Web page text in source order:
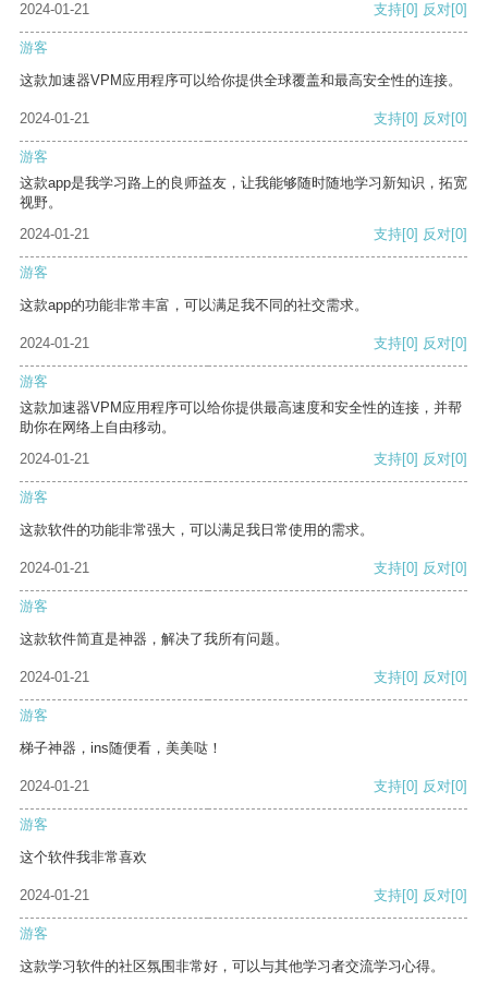
2024-01-21
支持[0] 反对[0]
游客
这款加速器VPM应用程序可以给你提供全球覆盖和最高安全性的连接。
2024-01-21 支持[0] 反对[0]
游客
这款app是我学习路上的良师益友，让我能够随时随地学习新知识，拓宽
视野。
2024-01-21
支持[0] 反对[0]
游客
这款app的功能非常丰富，可以满足我不同的社交需求。
2024-01-21 支持[0] 反对[0]
游客
这款加速器VPM应用程序可以给你提供最高速度和安全性的连接，并帮
助你在网络上自由移动。
2024-01-21
支持[0] 反对[0]
游客
这款软件的功能非常强大，可以满足我日常使用的需求。
2024-01-21 支持[0] 反对[0]
游客
这款软件简直是神器，解决了我所有问题。
2024-01-21 支持[0] 反对[0]
游客
梯子神器，ins随便看，美美哒！
2024-01-21 支持[0] 反对[0]
游客
这个软件我非常喜欢
2024-01-21 支持[0] 反对[0]
游客
这款学习软件的社区氛围非常好，可以与其他学习者交流学习心得。